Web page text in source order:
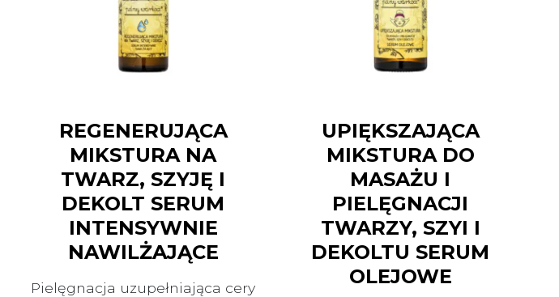
REGENERUJĄCA
MIKSTURA NA
TWARZ, SZYJĘ I
DEKOLT SERUM
INTENSYWNIE
NAWILŻAJĄCE
Pielęgnacja uzupełniająca cery
UPIĘKSZAJĄCA
MIKSTURA DO
MASAŻU I
PIELĘGNACJI
TWARZY, SZYI I
DEKOLTU SERUM
OLEJOWE